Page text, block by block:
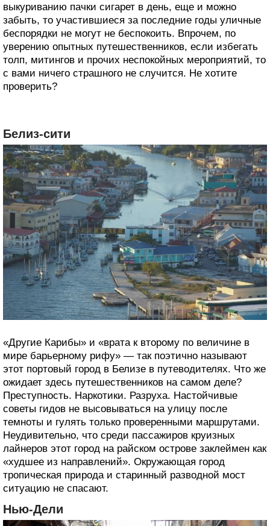
выкуриванию пачки сигарет в день, еще и можно
забыть, то участившиеся за последние годы уличные
беспорядки не могут не беспокоить. Впрочем, по
уверению опытных путешественников, если избегать
толп, митингов и прочих неспокойных мероприятий, то
с вами ничего страшного не случится. Не хотите
проверить?
Белиз-сити
«Другие Карибы» и «врата к второму по величине в
мире барьерному рифу» — так поэтично называют
этот портовый город в Белизе в путеводителях. Что же
ожидает здесь путешественников на самом деле?
Преступность. Наркотики. Разруха. Настойчивые
советы гидов не высовываться на улицу после
темноты и гулять только проверенными маршрутами.
Неудивительно, что среди пассажиров круизных
лайнеров этот город на райском острове заклеймен как
«худшее из направлений». Окружающая город
тропическая природа и старинный разводной мост
ситуацию не спасают.
Нью-Дели